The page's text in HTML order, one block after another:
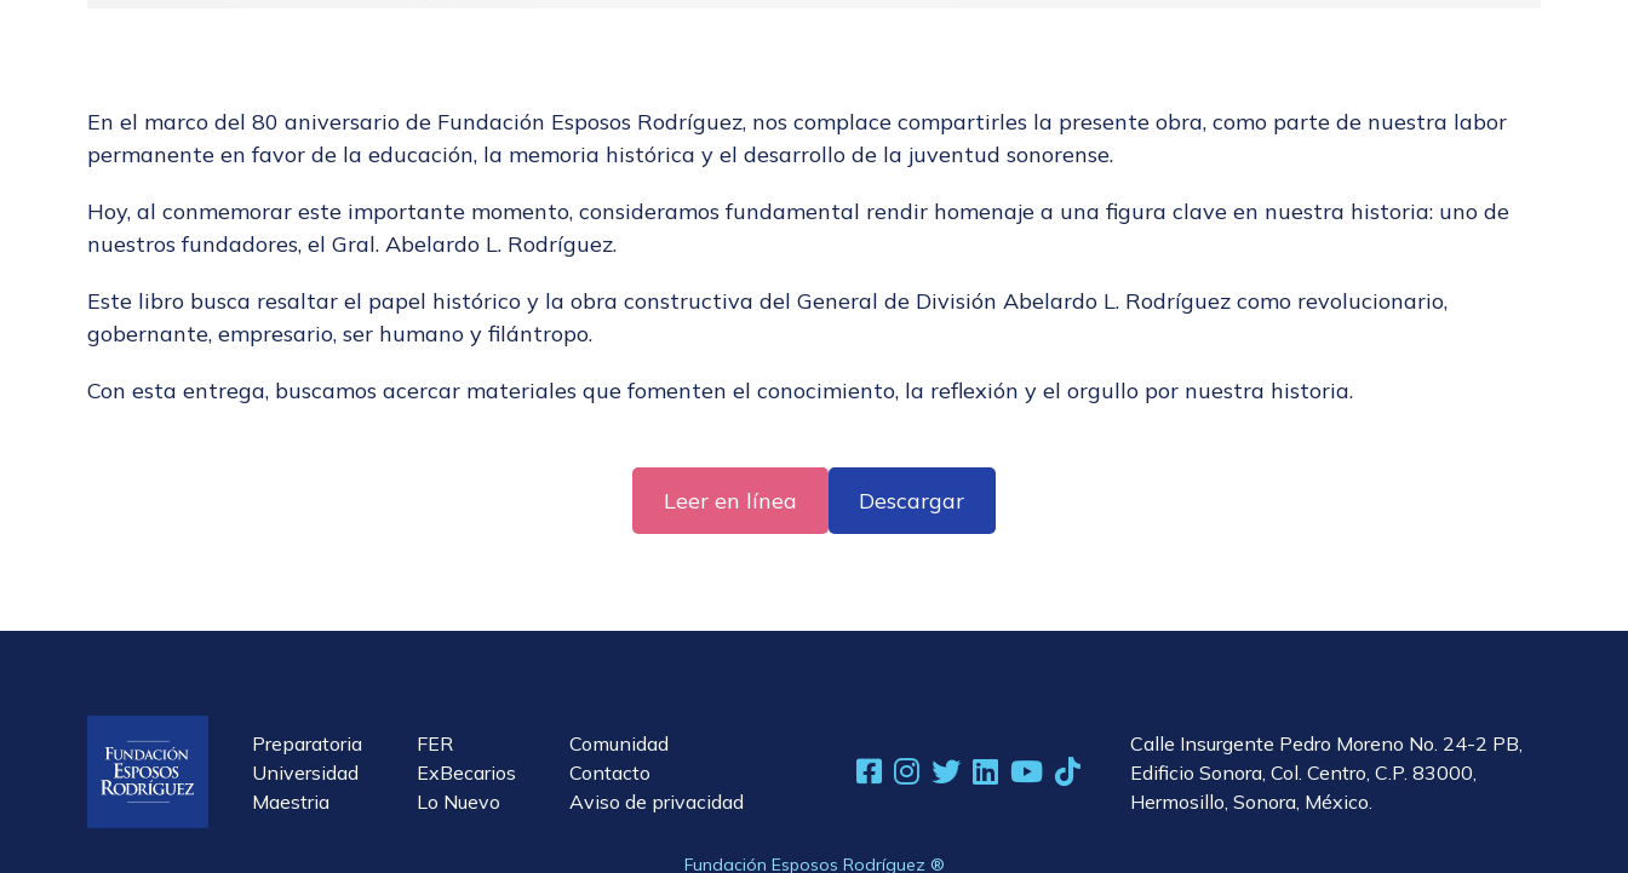
En el marco del 80 aniversario de Fundación Esposos Rodríguez, nos complace compartirles la presente obra, como parte de nuestra labor
permanente en favor de la educación, la memoria histórica y el desarrollo de la juventud sonorense.
Hoy, al conmemorar este importante momento, consideramos fundamental rendir homenaje a una figura clave en nuestra historia: uno de
nuestros fundadores, el Gral. Abelardo L. Rodríguez.
Este libro busca resaltar el papel histórico y la obra constructiva del General de División Abelardo L. Rodríguez como revolucionario,
gobernante, empresario, ser humano y filántropo.
Con esta entrega, buscamos acercar materiales que fomenten el conocimiento, la reflexión y el orgullo por nuestra historia.
Leer en línea Descargar
Preparatoria
Universidad
Maestria
FER
ExBecarios
Lo Nuevo
Comunidad
Contacto
Aviso de privacidad
Calle Insurgente Pedro Moreno No. 24-2 PB,
Edificio Sonora, Col. Centro, C.P. 83000,
Hermosillo, Sonora, México.
Fundación Esposos Rodríguez ®